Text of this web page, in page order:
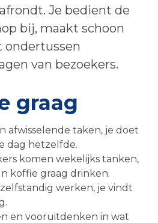
Je bedient de
bij, maakt schoon
ondertussen
van bezoekers.
graag
afwisselende taken, je doet
dag hetzelfde.
komen wekelijks tanken,
koffie graag drinken.
werken, je vindt
en vooruitdenken in wat